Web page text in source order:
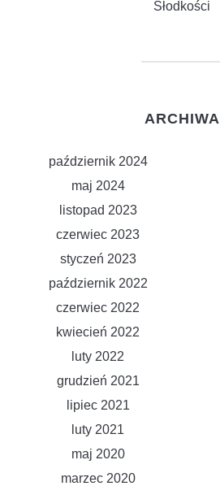
Słodkości
ARCHIWA
październik 2024
maj 2024
listopad 2023
czerwiec 2023
styczeń 2023
październik 2022
czerwiec 2022
kwiecień 2022
luty 2022
grudzień 2021
lipiec 2021
luty 2021
maj 2020
marzec 2020